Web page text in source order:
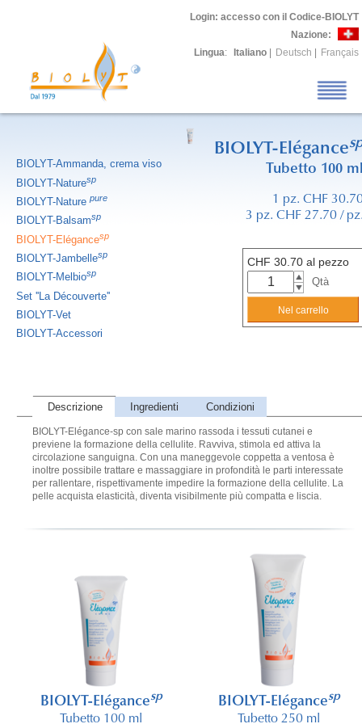
Login: accesso con il Codice-BIOLYT
Nazione:
Lingua: Italiano Deutsch Français
BIOLYT-Ammanda, crema viso
BIOLYT-Naturesp
BIOLYT-Naturepure
BIOLYT-Balsamsp
BIOLYT-Elégancesp
BIOLYT-Jambellesp
BIOLYT-Melbiosp
Set ''La Découverte''
BIOLYT-Vet
BIOLYT-Accessori
BIOLYT-Elégance
Tubetto 100
1 pz. CHF
3 pz. CHF 27.70 /
CHF 30.70 al pezzo
Qtà
Descrizione Ingredienti Condizioni
BIOLYT-Elégance-sp con sale marino rassoda i tessuti cutanei e
previene la formazione della cellulite. Ravviva, stimola ed attiva la
circolazione sanguigna. Con una maneggevole coppetta a ventosa è
inoltre possibile trattare e massaggiare in profondità le parti interessate
per rallentare, rispettivamente impedire la formazione della cellulite. La
pelle acquista elasticità, diventa visibilmente più compatta e liscia.
BIOLYT-Elégancesp
Tubetto 100 ml
BIOLYT-Elégancesp
Tubetto 250 ml